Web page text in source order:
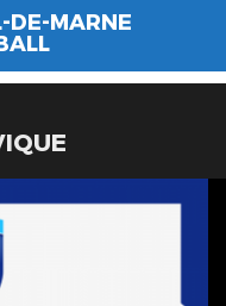
DE-MARNE